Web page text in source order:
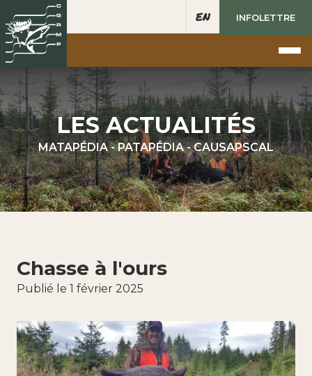
EN INFOLETTRE
LES ACTUALITÉS
MATAPÉDIA - PATAPÉDIA - CAUSAPSCAL
Chasse à l'ours
Publié le 1 février 2025